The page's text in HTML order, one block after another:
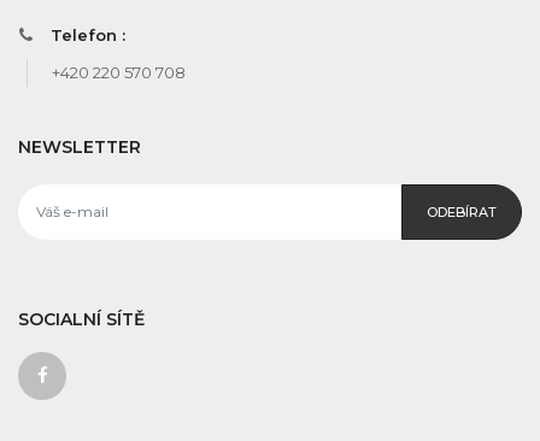
Telefon :
+420 220 570 708
NEWSLETTER
ODEBÍRAT
SOCIALNÍ SÍTĚ